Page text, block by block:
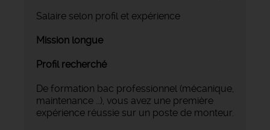
Salaire selon profil et expérience
Mission longue
Profil recherché
De formation bac professionnel (mécanique,
maintenance …), vous avez une première
expérience réussie sur un poste de monteur.